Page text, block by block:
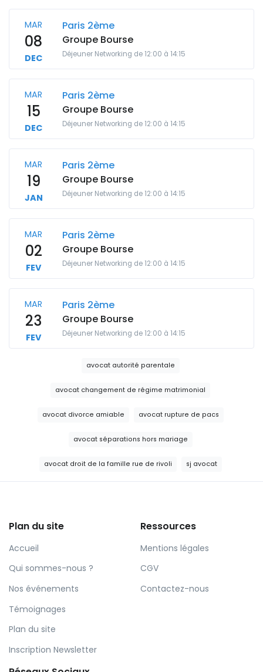
MAR
08
DEC
Paris 2ème
Groupe Bourse
Déjeuner Networking de 12:00 à 14:15
MAR
15
DEC
Paris 2ème
Groupe Bourse
Déjeuner Networking de 12:00 à 14:15
MAR
19
JAN
Paris 2ème
Groupe Bourse
Déjeuner Networking de 12:00 à 14:15
MAR
02
FEV
Paris 2ème
Groupe Bourse
Déjeuner Networking de 12:00 à 14:15
MAR
23
FEV
Paris 2ème
Groupe Bourse
Déjeuner Networking de 12:00 à 14:15
avocat autorité parentale
avocat changement de régime matrimonial
avocat divorce amiable avocat rupture de pacs
avocat séparations hors mariage
avocat droit de la famille rue de rivoli sj avocat
Plan du site
Accueil
Qui sommes-nous ?
Nos événements
Témoignages
Plan du site
Inscription Newsletter
Ressources
Mentions légales
CGV
Contactez-nous